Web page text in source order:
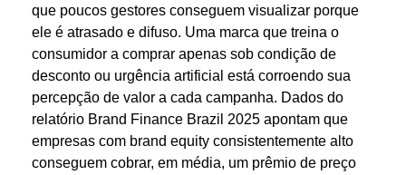
que poucos gestores conseguem visualizar porque
ele é atrasado e difuso. Uma marca que treina o
consumidor a comprar apenas sob condição de
desconto ou urgência artificial está corroendo sua
percepção de valor a cada campanha. Dados do
relatório Brand Finance Brazil 2025 apontam que
empresas com brand equity consistentemente alto
conseguem cobrar, em média, um prêmio de preço